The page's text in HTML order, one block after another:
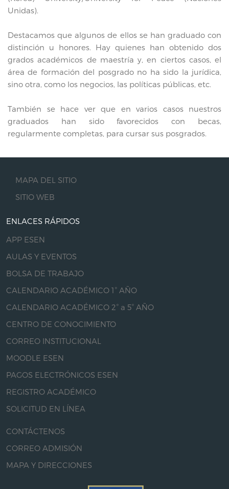
Unidas).
Destacamos que algunos de ellos se han graduado con
distinción u honores. Hay quienes han obtenido dos
grados académicos de maestría y, en ciertos casos, el
área de formación del posgrado no ha sido la jurídica,
sino otra, como los negocios, las políticas públicas, etc.
También se hace ver que en varios casos nuestros
graduados han sido favorecidos con becas,
regularmente completas, para cursar sus posgrados.
MAPA DEL SITIO
SITIO WEB
ENLACES RÁPIDOS
APP ESEN
AULAS Y EVENTOS
BOLSA DE TRABAJO
CALENDARIO ACADÉMICO 1° AÑO
CALENDARIO ACADÉMICO 2° a 5° AÑO
CENTRO DE CONOCIMIENTO
CORREO INSTITUCIONAL
MOODLE ESEN
PAGOS ELECTRÓNICOS ESEN
REGISTRO ACADÉMICO
SOLICITUD EN LÍNEA
CONTÁCTENOS
CORREO ADMISIÓN
MAPA Y DIRECCIONES